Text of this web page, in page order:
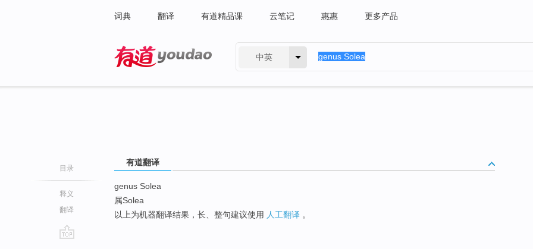
词典 翻译 有道精品课 云笔记 惠惠 更多产品
中英
目录
释义
翻译
有道翻译
genus Solea
属Solea
以上为机器翻译结果，长、整句建议使用 人工翻译 。